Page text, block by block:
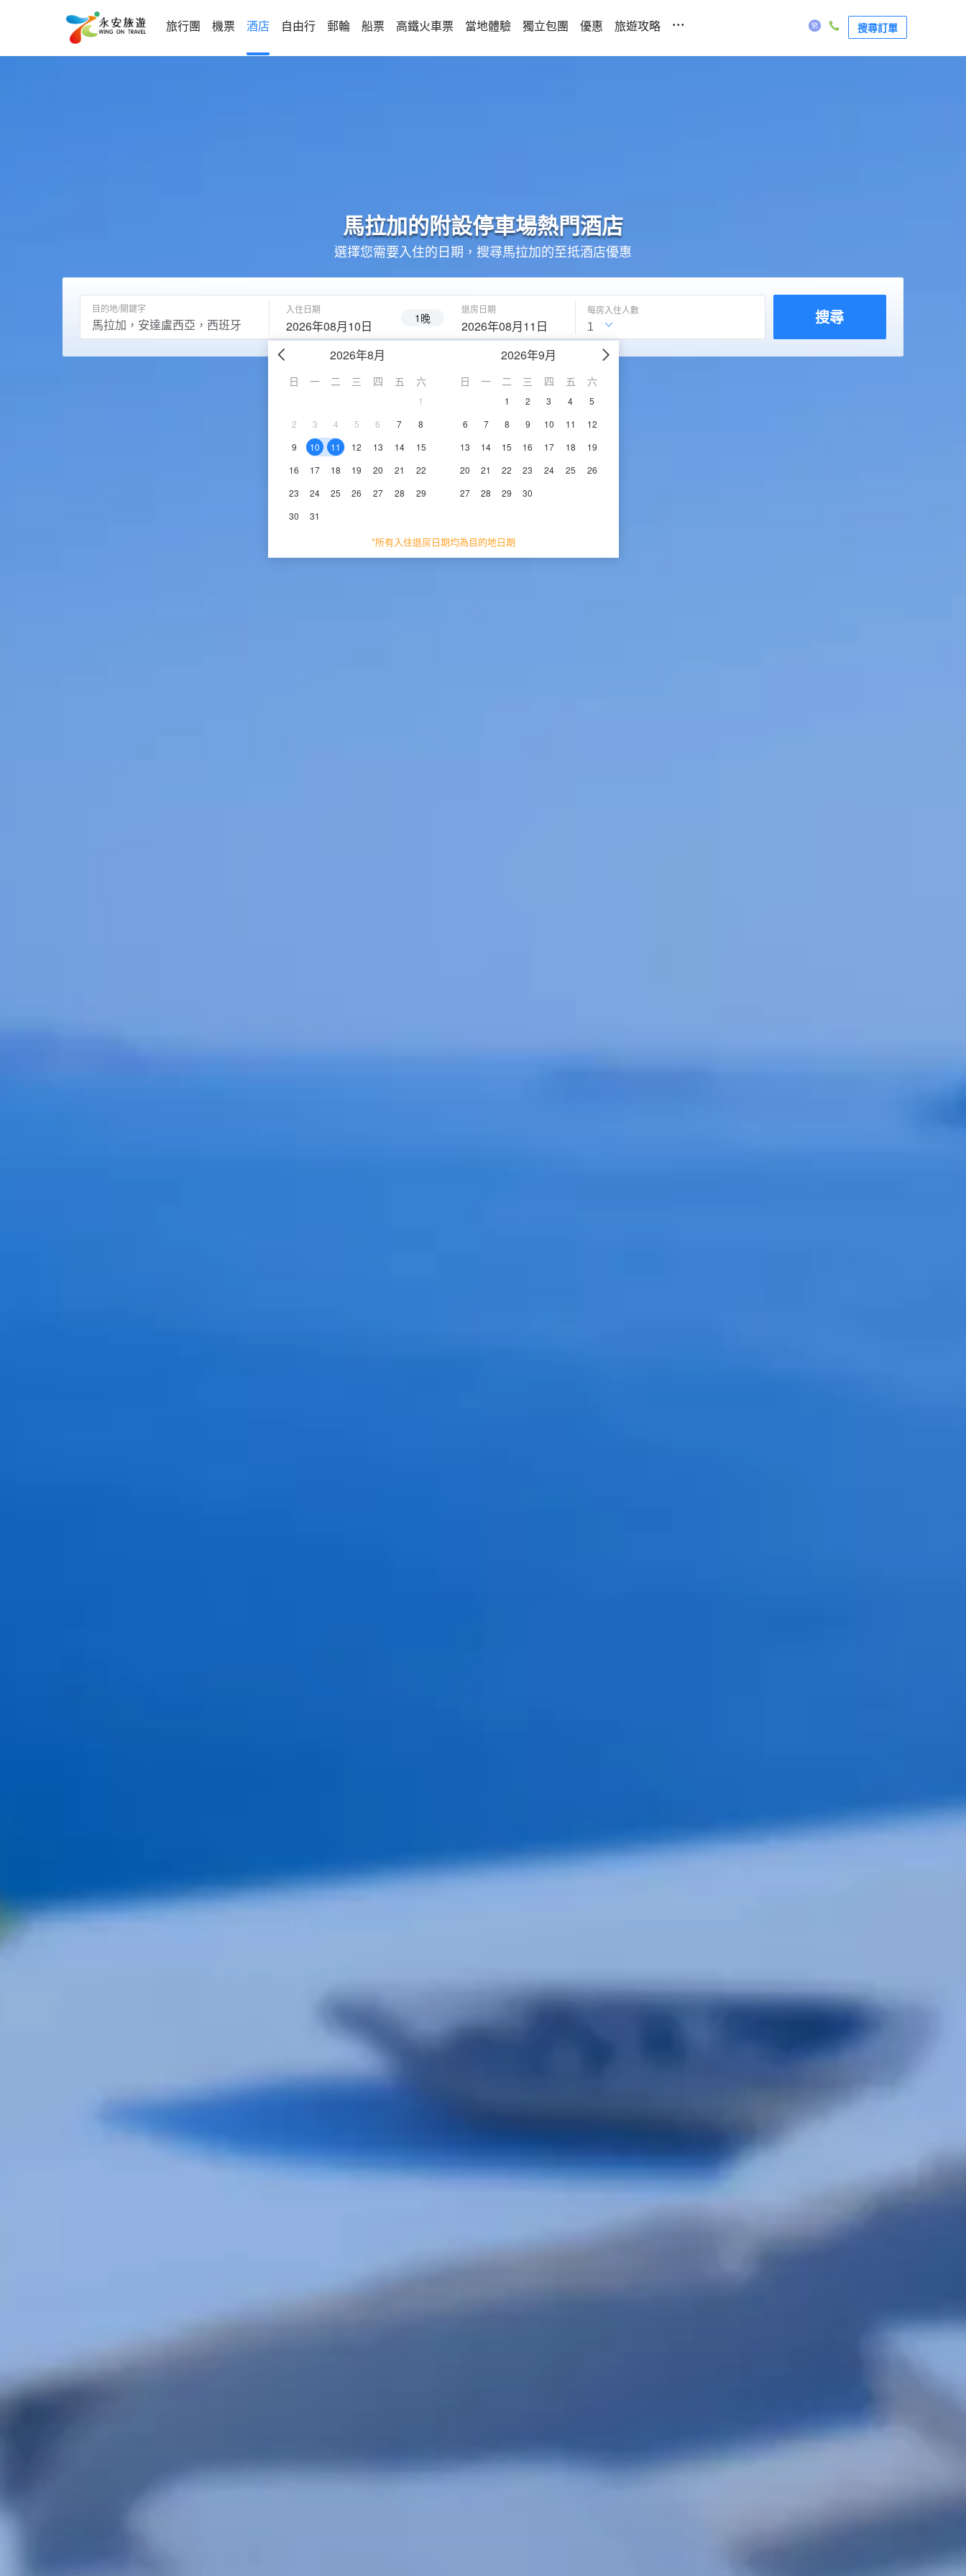
旅行團 機票 酒店 自由行 郵輪 船票 高鐵火車票 當地體驗 獨立包團 優惠 旅遊攻略 ... 搜尋訂單
馬拉加的附設停車場熱門酒店
選擇您需要入住的日期，搜尋馬拉加的至抵酒店優惠
目的地/關鍵字 入住日期
2026年08月10日 1晚
退房日期
2026年08月11日
2026年8月
日 一 二 三 四 五 六
1
2
3 4 5 6 7
8
9
10 11 12 13 14
15
16
17 18 19 20 21
22
23
24 25 26 27 28
29
30
31
2026年9月
日 一 二 三 四 五 六
1 2 3 4
5
6
7 8 9 10 11
12
13
14 15 16 17 18
19
20
21 22 23 24 25
26
27
28 29 30
*所有入住退房日期均為目的地日期
每房入住人數 搜尋